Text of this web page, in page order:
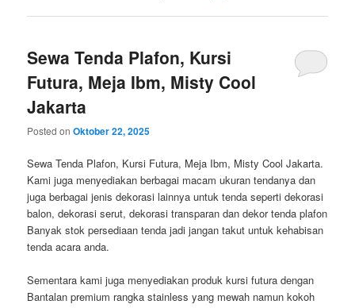
Sewa Tenda Plafon, Kursi
Futura, Meja Ibm, Misty Cool
Jakarta
Posted onOktober 22, 2025
Sewa Tenda Plafon, Kursi Futura, Meja Ibm, Misty Cool Jakarta.
Kami juga menyediakan berbagai macam ukuran tendanya dan
juga berbagai jenis dekorasi lainnya untuk tenda seperti dekorasi
balon, dekorasi serut, dekorasi transparan dan dekor tenda plafon
Banyak stok persediaan tenda jadi jangan takut untuk kehabisan
tenda acara anda.
Sementara kami juga menyediakan produk kursi futura dengan
Bantalan premium rangka stainless yang mewah namun kokoh